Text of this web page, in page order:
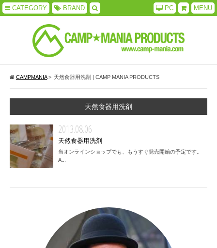
CATEGORY BRAND MENU
PC
CAMPMANIA> 天然食器用洗剤 | CAMP MANIA PRODUCTS
天然食器用洗剤
2013.08.06
天然食器用洗剤
当オンラインショップでも、もうすぐ発売開始の予定です。
A...